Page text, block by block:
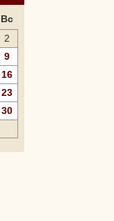
Вс
2
9
16
23
30